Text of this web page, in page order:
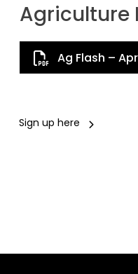
Agriculture
Ag Flash –
Sign up here